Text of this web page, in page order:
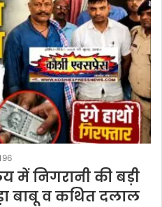
में निगरानी की बड़ी
बाबू व कथित दलाल